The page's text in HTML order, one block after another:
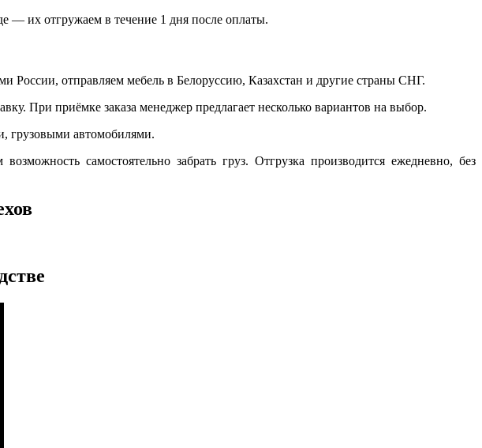
— их отгружаем в течение 1 дня после оплаты.
отправляем мебель в Белоруссию, Казахстан и другие страны СНГ.
При приёмке заказа менеджер предлагает несколько вариантов на выбор.
грузовыми автомобилями.
самостоятельно забрать груз. Отгрузка производится ежедневно, без